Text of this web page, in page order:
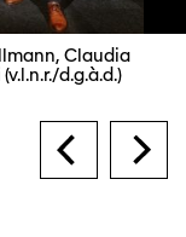
Claudia
d.g.à.d.)